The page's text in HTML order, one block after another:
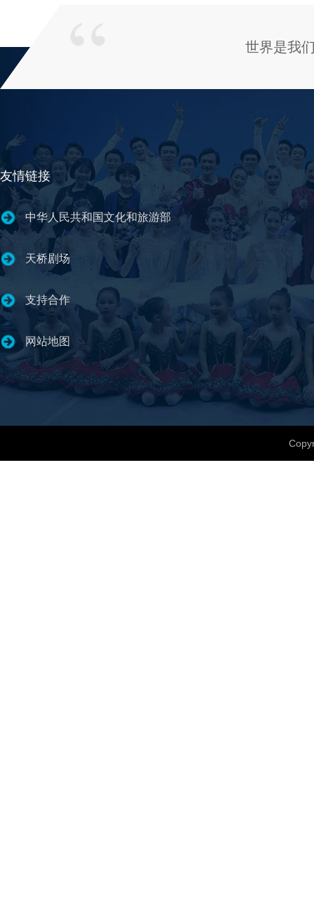
世界是我
友情链接
中华人民共和国文化和旅游部
天桥剧场
支持合作
网站地图